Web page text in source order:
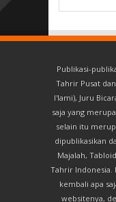
Publikasi-
Tahrir Pusat
I'lami), Juru
saja yang
selain itu
dipublikasikan
Majalah,
Tahrir Indonesia.
kembali apa
websitenya,